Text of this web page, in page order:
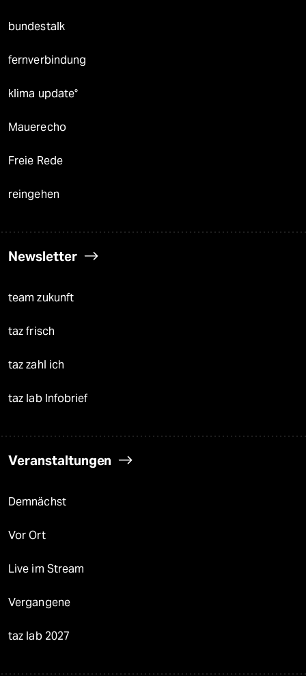
bundestalk
fernverbindung
klima update°
Mauerecho
Freie Rede
reingehen
Newsletter
team zukunft
taz frisch
taz zahl ich
taz lab Infobrief
Veranstaltungen
Demnächst
Vor Ort
Live im Stream
Vergangene
taz lab 2027